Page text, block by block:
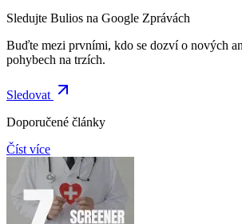
Sledujte Bulios na Google Zprávách
Buďte mezi prvními, kdo se dozví o nových
pohybech na trzích.
Sledovat
Doporučené články
Číst více